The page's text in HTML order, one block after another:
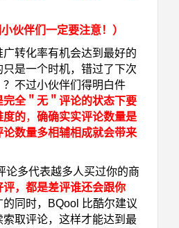
伙伴们一定要注意！）
转化率有机会达到最好的
是一个时机，错过了下次
不过小伙伴们得明白件
全＂无＂评论的状态下要
度的， 确确实实评论数量是
论数量多相辅相成就会带来
论多代表越多人买过你的商
，都是差评谁还会跟你
的同时，BQool 比酷尔建议
取评论，这样才能达到最